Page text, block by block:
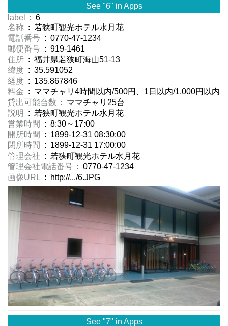
See "6" in Apps
label
: 6
名称 : 若狭町観光ホテル水月花
電話番号 : 0770-47-1234
郵便番号 : 919-1461
住所 : 福井県若狭町海山51-13
緯度 : 35.591052
経度 : 135.867846
料金 : ママチャリ4時間以内/500円、1日以内/1,000円以内
貸出可能台数 : ママチャリ25台
説明
: 若狭町観光ホテル水月花
営業時間
: 8:30～17:00
開所時間
: 1899-12-31 08:30:00
閉所時間
: 1899-12-31 17:00:00
管理会社 : 若狭町観光ホテル水月花
管理会社電話番号 : 0770-47-1234
画像URL : http://.../6.JPG
See "7" in Apps